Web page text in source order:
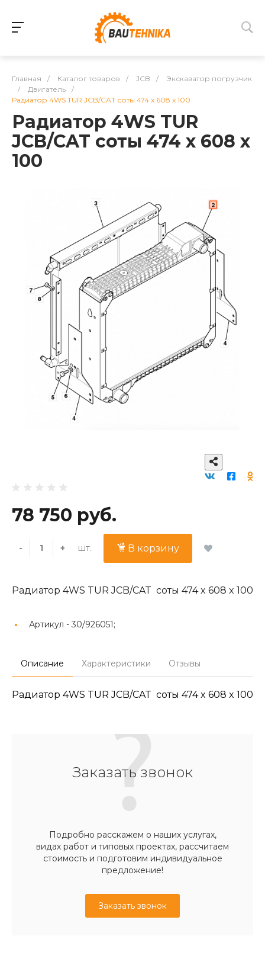
Главная / Каталог товаров / JCB /
Экскаватор погрузчик
/
Двигатель
/
Радиатор 4WS TUR JCB/CAT соты 474 x 608 x 100
Радиатор 4WS TUR
JCB/CAT соты 474 x 608 x
100
78 750 руб.
- + шт. В корзину
Радиатор 4WS TUR JCB/CAT соты 474 x 608 x 100
Артикул - 30/926051;
Описание Характеристики Отзывы
Радиатор 4WS TUR JCB/CAT соты 474 x 608 x 100
Заказать звонок
Подробно расскажем о наших услугах,
видах работ и типовых проектах, рассчитаем
стоимость и подготовим индивидуальное
предложение!
Заказать звонок